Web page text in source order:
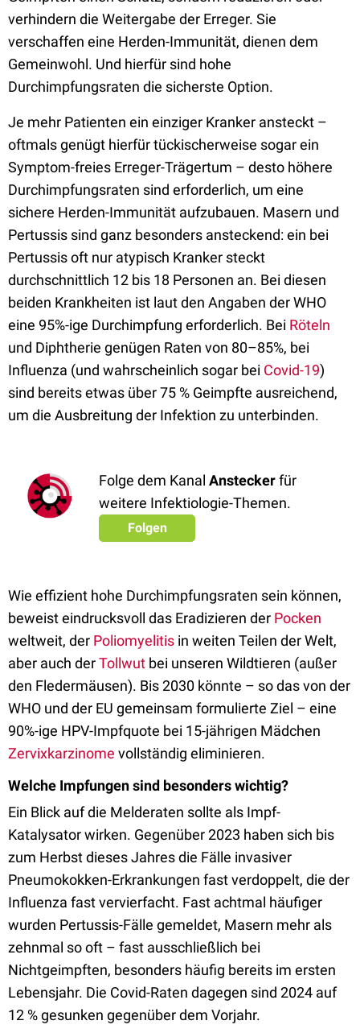
verhindern die Weitergabe der Erreger. Sie
verschaffen eine Herden-Immunität, dienen dem
Gemeinwohl. Und hierfür sind hohe
Durchimpfungsraten die sicherste Option.
Je mehr Patienten ein einziger Kranker ansteckt –
oftmals genügt hierfür tückischerweise sogar ein
Symptom-freies Erreger-Trägertum – desto höhere
Durchimpfungsraten sind erforderlich, um eine
sichere Herden-Immunität aufzubauen. Masern und
Pertussis sind ganz besonders ansteckend: ein bei
Pertussis oft nur atypisch Kranker steckt
durchschnittlich 12 bis 18 Personen an. Bei diesen
beiden Krankheiten ist laut den Angaben der WHO
eine 95%-ige Durchimpfung erforderlich. Bei Röteln
und Diphtherie genügen Raten von 80–85%, bei
Influenza (und wahrscheinlich sogar bei Covid-19)
sind bereits etwas über 75 % Geimpfte ausreichend,
um die Ausbreitung der Infektion zu unterbinden.
Folge dem Kanal Ansteckerfür
weitere Infektiologie-Themen.
Folgen
Wie effizient hohe Durchimpfungsraten sein können,
beweist eindrucksvoll das Eradizieren der Pocken
weltweit, der Poliomyelitis in weiten Teilen der Welt,
aber auch derTollwut bei unseren Wildtieren (außer
den Fledermäusen). Bis 2030 könnte – so das von der
WHO und der EU gemeinsam formulierte Ziel – eine
90%-ige HPV-Impfquote bei 15-jährigen Mädchen
Zervixkarzinome vollständig eliminieren.
Welche Impfungen sind besonders wichtig?
Ein Blick auf die Melderaten sollte als Impf-
Katalysator wirken. Gegenüber 2023 haben sich bis
zum Herbst dieses Jahres die Fälle invasiver
Pneumokokken-Erkrankungen fast verdoppelt, die der
Influenza fast vervierfacht. Fast achtmal häufiger
wurden Pertussis-Fälle gemeldet, Masern mehr als
zehnmal so oft – fast ausschließlich bei
Nichtgeimpften, besonders häufig bereits im ersten
Lebensjahr. Die Covid-Raten dagegen sind 2024 auf
12 % gesunken gegenüber dem Vorjahr.